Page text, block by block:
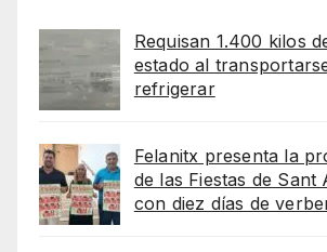
Requisan 1.400 kilos
estado al
refrigerar
Felanitx presenta la
de las Fiestas de Sant
con diez días de